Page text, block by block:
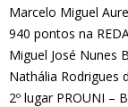
Marcelo Miguel
940 pontos na
Miguel José Nunes
Nathália Rodrigues
2º lugar PROUNI –